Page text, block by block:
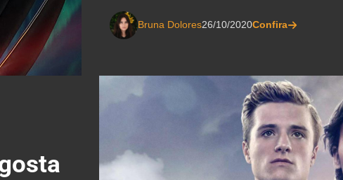
Bruna Dolores26/10/2020Confira